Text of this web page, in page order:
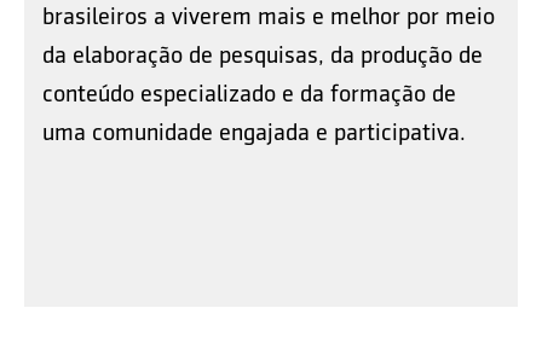
brasileiros a viverem mais e melhor por meio
da elaboração de pesquisas, da produção de
conteúdo especializado e da formação de
uma comunidade engajada e participativa.